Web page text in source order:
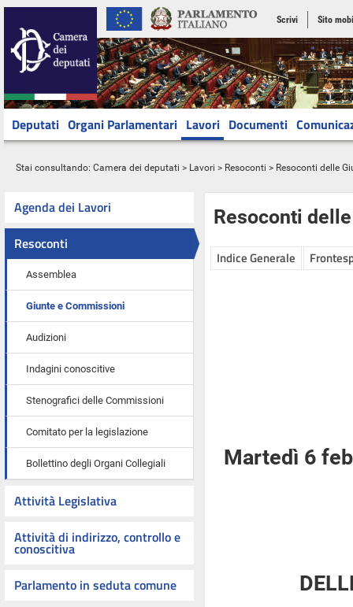
Scrivi Sito
Deputati Organi Parlamentari Lavori Documenti
Stai consultando: Camera dei deputati > Lavori > Resoconti > Resoconti delle
Agenda dei Lavori
Resoconti
Assemblea
Giunte e Commissioni
Audizioni
Indagini conoscitive
Stenografici delle Commissioni
Comitato per la legislazione
Bollettino degli Organi Collegiali
Attività Legislativa
Attività di indirizzo, controllo e
conoscitiva
Parlamento in seduta comune
Resoconti
Indice Generale
Martedì 6